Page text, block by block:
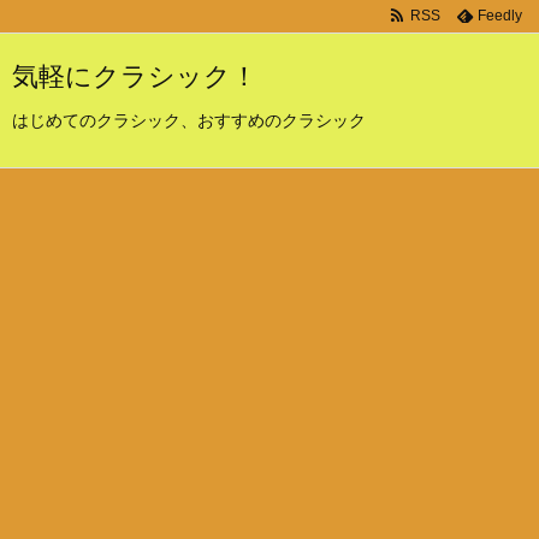
気軽にクラシック！
はじめてのクラシック、おすすめのクラシック
RSS Feedly